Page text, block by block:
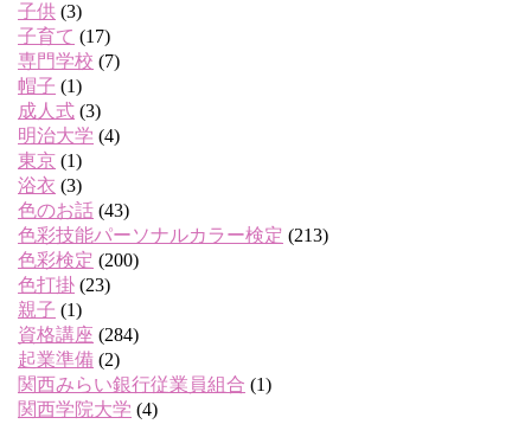
子供 (3)
子育て (17)
専門学校 (7)
帽子 (1)
成人式 (3)
明治大学 (4)
東京 (1)
浴衣 (3)
色のお話 (43)
色彩技能パーソナルカラー検定 (213)
色彩検定 (200)
色打掛 (23)
親子 (1)
資格講座 (284)
起業準備 (2)
関西みらい銀行従業員組合 (1)
関西学院大学 (4)